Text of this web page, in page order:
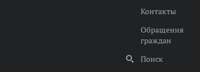
Контакты
Обращения
граждан
Поиск